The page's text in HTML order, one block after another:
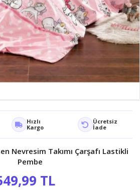
Hızlı
Kargo
Ücretsiz
İade
Nevresim Takımı Çarşafı Lastikli
Pembe
TL